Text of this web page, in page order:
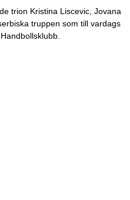
trion Kristina Liscevic, Jovana
truppen som till vardags